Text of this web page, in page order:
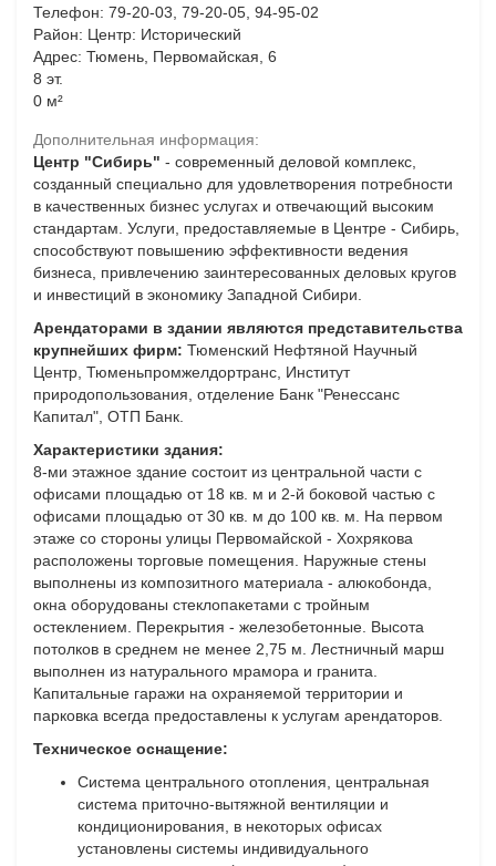
Телефон: 79-20-03, 79-20-05, 94-95-02
Район: Центр: Исторический
Адрес: Тюмень, Первомайская, 6
8 эт.
0 м²
Дополнительная информация:
Центр "Сибирь" - современный деловой комплекс,
созданный специально для удовлетворения потребности
в качественных бизнес услугах и отвечающий высоким
стандартам. Услуги, предоставляемые в Центре - Сибирь,
способствуют повышению эффективности ведения
бизнеса, привлечению заинтересованных деловых кругов
и инвестиций в экономику Западной Сибири.
Арендаторами в здании являются представительства
крупнейших фирм: Тюменский Нефтяной Научный
Центр, Тюменьпромжелдортранс, Институт
природопользования, отделение Банк "Ренессанс
Капитал", ОТП Банк.
Характеристики здания:
8-ми этажное здание состоит из центральной части с
офисами площадью от 18 кв. м и 2-й боковой частью с
офисами площадью от 30 кв. м до 100 кв. м. На первом
этаже со стороны улицы Первомайской - Хохрякова
расположены торговые помещения. Наружные стены
выполнены из композитного материала - алюкобонда,
окна оборудованы стеклопакетами с тройным
остеклением. Перекрытия - железобетонные. Высота
потолков в среднем не менее 2,75 м. Лестничный марш
выполнен из натурального мрамора и гранита.
Капитальные гаражи на охраняемой территории и
парковка всегда предоставлены к услугам арендаторов.
Техническое оснащение:
Система центрального отопления, центральная
система приточно-вытяжной вентиляции и
кондиционирования, в некоторых офисах
установлены системы индивидуального